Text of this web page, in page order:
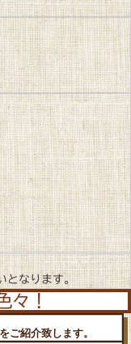
となります。
々！
ご紹介致します。